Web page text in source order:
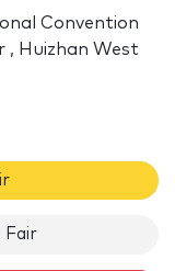
Convention
, Huizhan West
Fair